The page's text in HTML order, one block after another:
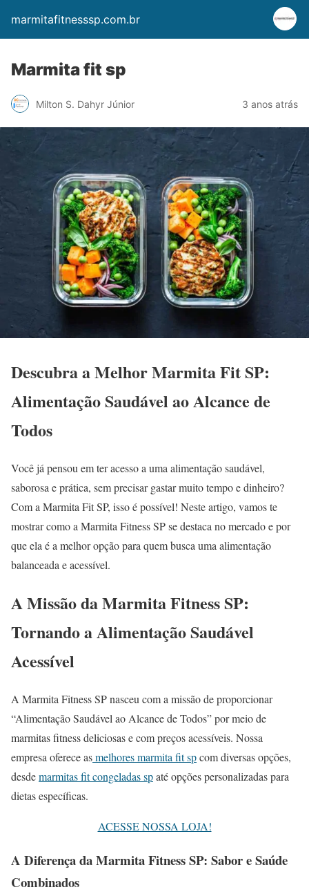
marmitafitnesssp.com.br
Marmita fit sp
Milton S. Dahyr Júnior 3 anos atrás
Descubra a Melhor Marmita Fit SP:
Alimentação Saudável ao Alcance de
Todos
Você já pensou em ter acesso a uma alimentação saudável,
saborosa e prática, sem precisar gastar muito tempo e dinheiro?
Com a Marmita Fit SP, isso é possível! Neste artigo, vamos te
mostrar como a Marmita Fitness SP se destaca no mercado e por
que ela é a melhor opção para quem busca uma alimentação
balanceada e acessível.
A Missão da Marmita Fitness SP:
Tornando a Alimentação Saudável
Acessível
A Marmita Fitness SP nasceu com a missão de proporcionar
“Alimentação Saudável ao Alcance de Todos” por meio de
marmitas fitness deliciosas e com preços acessíveis. Nossa
empresa oferece asmelhores marmita fit spcom diversas opções,
desdemarmitas fit congeladas spaté opções personalizadas para
dietas específicas.
ACESSE NOSSA LOJA!
A Diferença da Marmita Fitness SP: Sabor e Saúde
Combinados